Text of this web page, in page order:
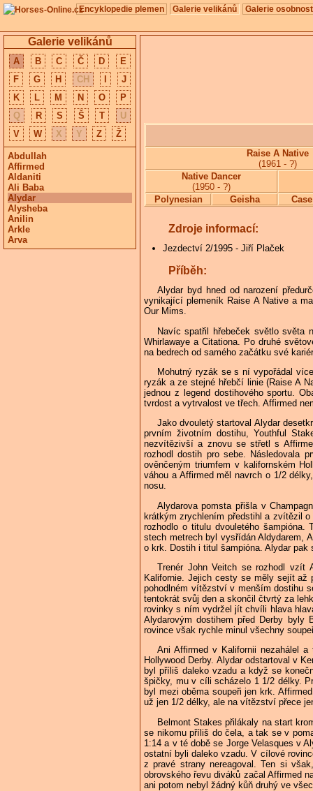
Encyklopedie plemen Galerie velikánů Galerie
Galerie velikánů
A B C Č D
E
F
G H CH
J
K
L M N O
P
Q
R S Š T
U
V
W X Y Z Ž
Abdullah
Affirmed
Aldaniti
Ali Baba
Alydar
Alysheba
Anilin
Arkle
Arva
Raise A Native
(1961 - ?)
Native Dancer
(1950 - ?)
Polynesian
Geisha
Zdroje informací:
Jezdectví 2/1995 - Jiří Plaček
Příběh:
Alydar byd hned od narození
vynikající plemeník Raise A Native a
Our Mims.
Navíc spatřil hřebeček světlo světa
Whirlawaye a Citationa. Po druhé
na bedrech od samého začátku své
Mohutný ryzák se s ní vypořádal
ryzák a ze stejné hřebčí linie (Raise A
jednou z legend dostihového sportu.
tvrdost a vytrvalost ve třech. Affirmed
Jako dvouletý startoval Alydar
prvním životním dostihu, Youthful
nezvítězivší a znovu se střetl s
rozhodl dostih pro sebe. Následovala
ověnčeným triumfem v kalifornském
váhou a Affirmed měl navrch o 1/2
nosu.
Alydarova pomsta přišla v
krátkým zrychlením předstihl a zvítězil
rozhodlo o titulu dvouletého
stech metrech byl vysřídán Aldydarem,
o krk. Dostih i titul šampióna. Alydar
Trenér John Veitch se rozhodl vzít
Kalifornie. Jejich cesty se měly sejít až
pohodlném vítězství v menším dostihu
tentokrát svůj den a skončil čtvrtý za
rovinky s ním vydržel jít chvíli hlava
Alydarovým dostihem před Derby byly
rovince však rychle minul všechny
Ani Affirmed v Kalifornii nezahálel
Hollywood Derby. Alydar odstartoval v
byl příliš daleko vzadu a když se
špičky, mu v cíli scházelo 1 1/2 délky.
byl mezi oběma soupeři jen krk.
už jen 1/2 délky, ale na vítězství přece
Belmont Stakes přilákaly na start
se nikomu příliš do čela, a tak se v
1:14 a v té době se Jorge Velasques v
ostatní byli daleko vzadu. V cílové
z pravé strany nereagoval. Ten si
obrovského řevu diváků začal Affirmed
ani potom nebyl žádný kůň druhý ve